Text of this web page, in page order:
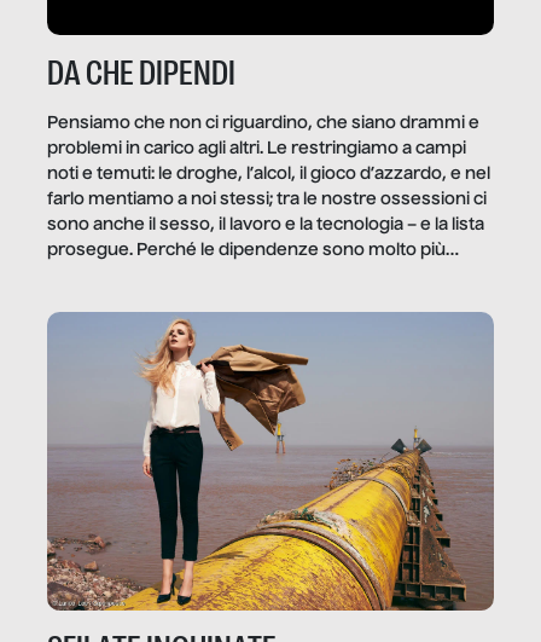
DA CHE DIPENDI
Pensiamo che non ci riguardino, che siano drammi e
problemi in carico agli altri. Le restringiamo a campi
noti e temuti: le droghe, l’alcol, il gioco d’azzardo, e nel
farlo mentiamo a noi stessi; tra le nostre ossessioni ci
sono anche il sesso, il lavoro e la tecnologia – e la lista
prosegue. Perché le dipendenze sono molto più
trae un guadagno. In questo reportage vediamo
quale e come.